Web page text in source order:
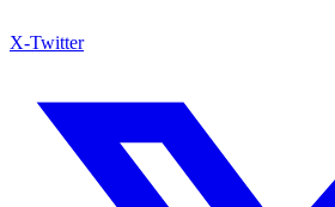
X-Twitter